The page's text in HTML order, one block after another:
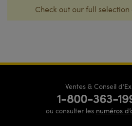
Check out our full selection
Ventes & Conseil
1-800-363-
ou consulter les numéros